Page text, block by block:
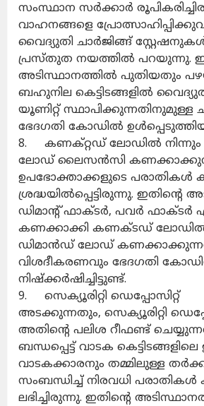
സംസ്ഥാന സർക്കാർ
വാഹനങ്ങളെ
വൈദ്യുതി ചാർജിങ്ങ്
പ്രസ്തുത നയത്തിൽ പറയുന്നു.
അടിസ്ഥാനത്തിൽ പുതിയതും
ബഹുനില കെട്ടിടങ്ങളിൽ
യൂണിറ്റ് സ്ഥാപിക്കുന്നതിനുമുള്ള
ഭേദഗതി കോഡിൽ
8. കണക്റ്റഡ് ലോഡിൽ നിന്നും
ലോഡ് ലൈസൻസി
ഉപഭോക്താക്കളുടെ പരാതികൾ
ശ്രദ്ധയിൽപ്പെട്ടിരുന്നു. ഇതിന്റെ
ഡിമാന്റ് ഫാക്ടർ, പവർ ഫാക്ടർ
കണക്കാക്കി കണക്ടഡ് ലോഡിൽ
ഡിമാൻഡ് ലോഡ്
വിശദീകരണവും ഭേദഗതി
നിഷ്‌ക്കർഷിച്ചിട്ടുണ്ട്.
9. സെക്യൂരിറ്റി ഡെപ്പോസിറ്റ്
അടക്കുന്നതും, സെക്യൂരിറ്റി
അതിന്റെ പലിശ റീഫണ്ട്
ബന്ധപ്പെട്ട് വാടക
വാടകക്കാരനും തമ്മിലുള്ള
സംബന്ധിച്ച് നിരവധി പരാതികൾ
ലഭിച്ചിരുന്നു. ഇതിന്റെ